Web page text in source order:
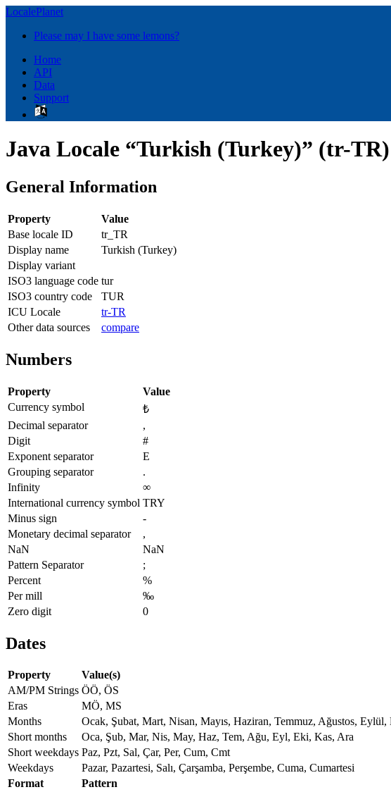
LocalePlanet
Please may I have some lemons?
Home
API
Data
Support
Java Locale “Turkish (Turkey)” (tr-TR)
General Information
Property
Value
Base locale ID
tr_TR
Display name
Turkish (Turkey)
Display variant
ISO3 language code tur
ISO3 country code
TUR
ICU Locale
tr-TR
Other data sources
compare
Numbers
Property
Value
Currency symbol
₺
Decimal separator
,
Digit
#
Exponent separator
E
Grouping separator
.
Infinity
∞
International currency symbol TRY
Minus sign
-
Monetary decimal separator
,
NaN
NaN
Pattern Separator
;
Percent
%
Per mill
‰
Zero digit
0
Dates
Property
Value(s)
AM/PM Strings ÖÖ, ÖS
Eras
MÖ, MS
Months
Ocak, Şubat, Mart, Nisan, Mayıs, Haziran, Temmuz, Ağustos, Eylül,
Short months
Oca, Şub, Mar, Nis, May, Haz, Tem, Ağu, Eyl, Eki, Kas, Ara
Short weekdays Paz, Pzt, Sal, Çar, Per, Cum, Cmt
Weekdays
Pazar, Pazartesi, Salı, Çarşamba, Perşembe, Cuma, Cumartesi
Format
Pattern